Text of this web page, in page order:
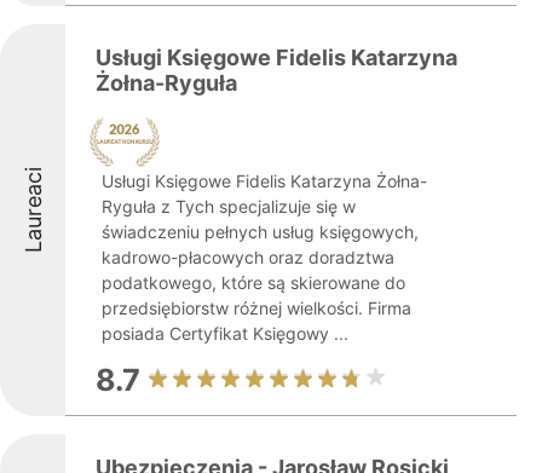
Laureaci
Usługi Księgowe Fidelis Katarzyna
Żołna-Ryguła
Usługi Księgowe Fidelis Katarzyna Żołna-
Ryguła z Tych specjalizuje się w
świadczeniu pełnych usług księgowych,
kadrowo-płacowych oraz doradztwa
podatkowego, które są skierowane do
przedsiębiorstw różnej wielkości. Firma
posiada Certyfikat Księgowy ...
8.7
Ubezpieczenia - Jarosław Rosicki